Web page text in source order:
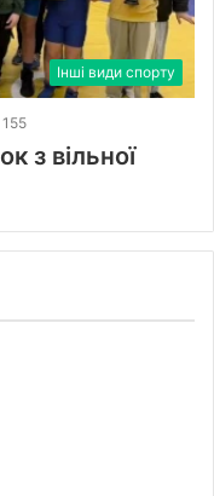
Інші види спорту
155
з вільної